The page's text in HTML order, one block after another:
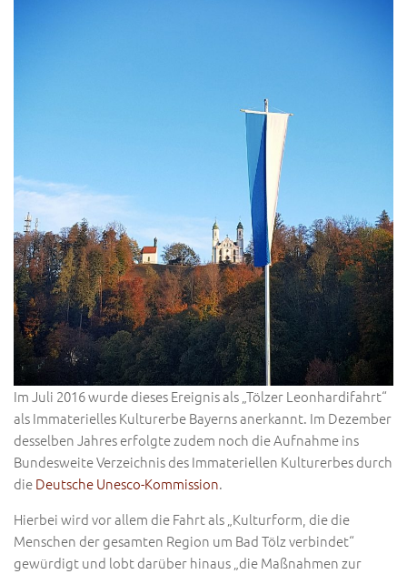
Im Juli 2016 wurde dieses Ereignis als „Tölzer Leonhardifahrt“
als Immaterielles Kulturerbe Bayerns anerkannt. Im Dezember
desselben Jahres erfolgte zudem noch die Aufnahme ins
Bundesweite Verzeichnis des Immateriellen Kulturerbes durch
dieDeutsche Unesco-Kommission.
Hierbei wird vor allem die Fahrt als „Kulturform, die die
Menschen der gesamten Region um Bad Tölz verbindet“
gewürdigt und lobt darüber hinaus „die Maßnahmen zur